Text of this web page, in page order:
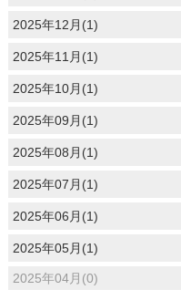
2025年12月(1)
2025年11月(1)
2025年10月(1)
2025年09月(1)
2025年08月(1)
2025年07月(1)
2025年06月(1)
2025年05月(1)
2025年04月(0)